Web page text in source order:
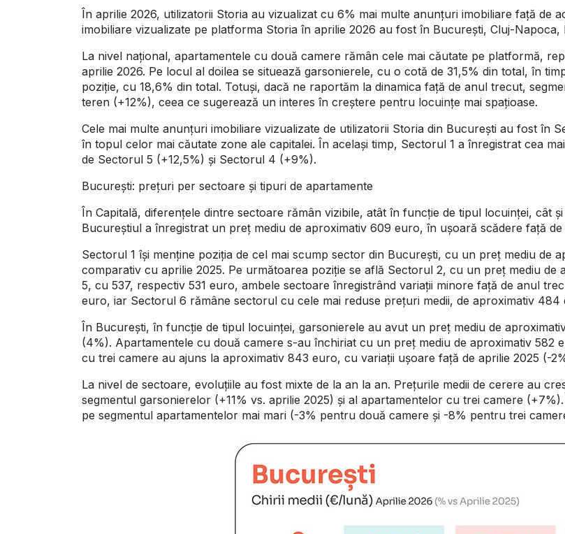
În aprilie 2026, utilizatorii Storia au vizualizat cu 6% mai multe anunțuri imobiliare față de
imobiliare vizualizate pe platforma Storia în aprilie 2026 au fost în București, Cluj-Napoca,
La nivel național, apartamentele cu două camere rămân cele mai căutate pe platformă,
aprilie 2026. Pe locul al doilea se situează garsonierele, cu o cotă de 31,5% din total, în
poziție, cu 18,6% din total. Totuși, dacă ne raportăm la dinamica față de anul trecut,
teren (+12%), ceea ce sugerează un interes în creștere pentru locuințe mai spațioase.
Cele mai multe anunțuri imobiliare vizualizate de utilizatorii Storia din București au fost în
în topul celor mai căutate zone ale capitalei. În același timp, Sectorul 1 a înregistrat cea
de Sectorul 5 (+12,5%) și Sectorul 4 (+9%).
București: prețuri per sectoare și tipuri de apartamente
În Capitală, diferențele dintre sectoare rămân vizibile, atât în funcție de tipul locuinței, cât
Bucureștiul a înregistrat un preț mediu de aproximativ 609 euro, în ușoară scădere față
Sectorul 1 își menține poziția de cel mai scump sector din București, cu un preț mediu de
comparativ cu aprilie 2025. Pe următoarea poziție se află Sectorul 2, cu un preț mediu
5, cu 537, respectiv 531 euro, ambele sectoare înregistrând variații minore față de anul
euro, iar Sectorul 6 rămâne sectorul cu cele mai reduse prețuri medii, de aproximativ 484
În București, în funcție de tipul locuinței, garsonierele au avut un preț mediu de
(4%). Apartamentele cu două camere s-au închiriat cu un preț mediu de aproximativ 582
cu trei camere au ajuns la aproximativ 843 euro, cu variații ușoare față de aprilie 2025 (-
La nivel de sectoare, evoluțiile au fost mixte de la an la an. Prețurile medii de cerere au
segmentul garsonierelor (+11% vs. aprilie 2025) și al apartamentelor cu trei camere
pe segmentul apartamentelor mai mari (-3% pentru două camere și -8% pentru trei